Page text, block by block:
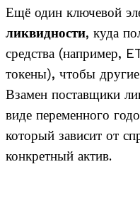
Ещё один ключевой
ликвидности, куда
средства (например,
токены), чтобы
Взамен поставщики
виде переменного
который зависит от
конкретный актив.